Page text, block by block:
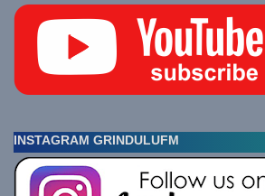
INSTAGRAM GRINDULUFM